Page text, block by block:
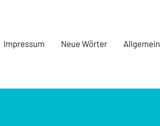
Impressum Neue Wörter Allgemein